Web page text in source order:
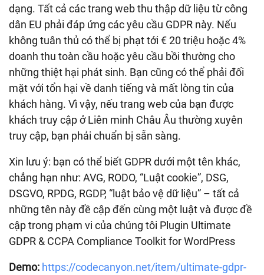
dạng. Tất cả các trang web thu thập dữ liệu từ công
dân EU phải đáp ứng các yêu cầu GDPR này. Nếu
không tuân thủ có thể bị phạt tới € 20 triệu hoặc 4%
doanh thu toàn cầu hoặc yêu cầu bồi thường cho
những thiệt hại phát sinh. Bạn cũng có thể phải đối
mặt với tổn hại về danh tiếng và mất lòng tin của
khách hàng. Vì vậy, nếu trang web của bạn được
khách truy cập ở Liên minh Châu Âu thường xuyên
truy cập, bạn phải chuẩn bị sẵn sàng.
Xin lưu ý: bạn có thể biết GDPR dưới một tên khác,
chẳng hạn như: AVG, RODO, “Luật cookie”, DSG,
DSGVO, RPDG, RGDP, “luật bảo vệ dữ liệu” – tất cả
những tên này đề cập đến cùng một luật và được đề
cập trong phạm vi của chúng tôi Plugin Ultimate
GDPR & CCPA Compliance Toolkit for WordPress
Demo: https://codecanyon.net/item/ultimate-gdpr-